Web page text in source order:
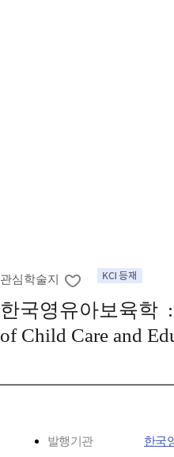
관심학술지
한국영유아보육학 :
of Child Care and
발행기관 한국